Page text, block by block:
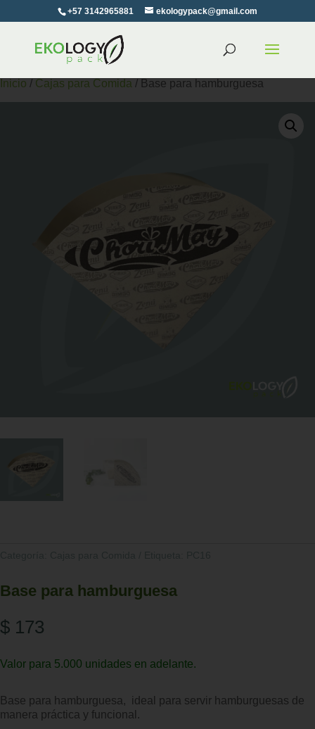
+57 3142965881 ekologypack@gmail.com
Inicio / Cajas para Comida / Base para hamburguesa
Base para hamburguesa
$ 173
Valor para 5.000 unidades en adelante.
Base para hamburguesa, ideal para servir hamburguesas de
manera práctica y funcional.